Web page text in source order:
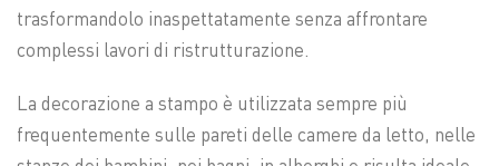
trasformandolo inaspettatamente senza affrontare
complessi lavori di ristrutturazione.
La decorazione a stampo è utilizzata sempre più
frequentemente sulle pareti delle camere da letto, nelle